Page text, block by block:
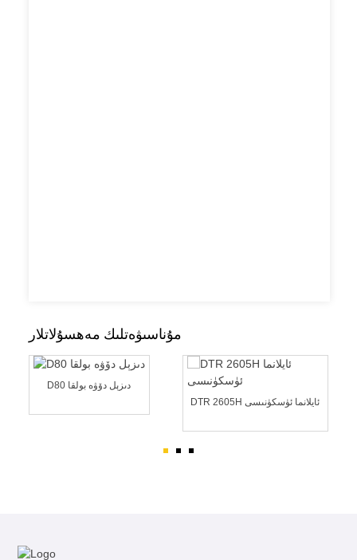
مۇناسىۋەتلىك مەھسۇلاتلار
D80 دىزېل دۆۋە بولقا
DTR 2605H ئايلانما ئۈسكۈنىسى